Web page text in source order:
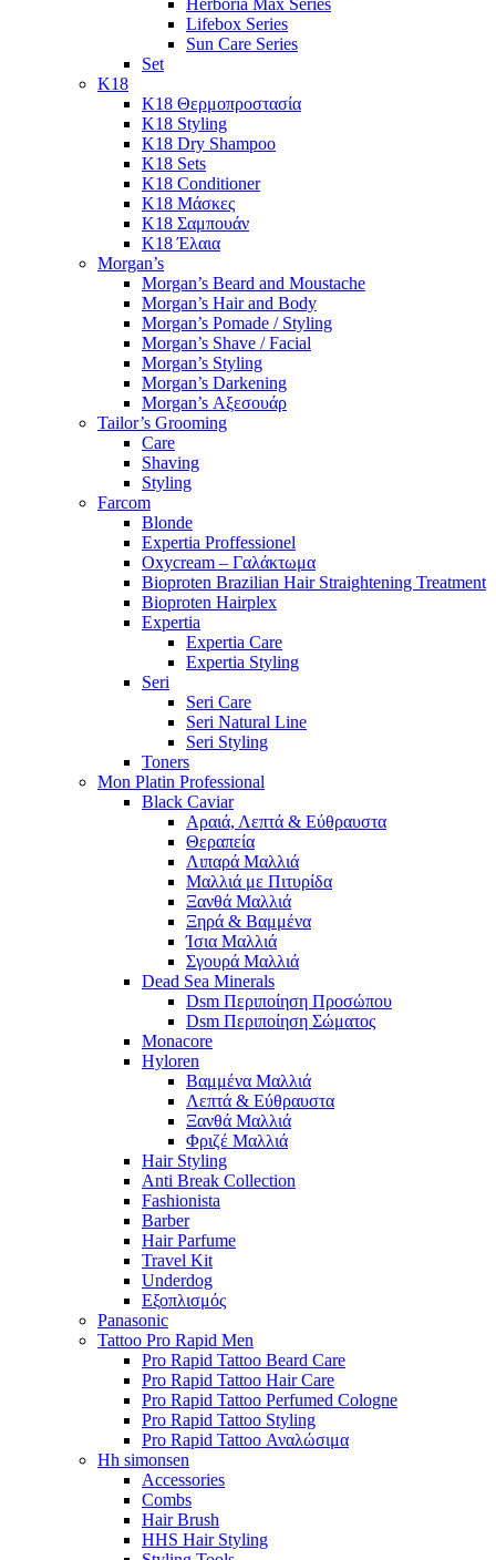
Lifebox Series
Sun Care Series
Set
K18
K18 Θερμοπροστασία
K18 Styling
K18 Dry Shampoo
K18 Sets
K18 Conditioner
K18 Μάσκες
K18 Σαμπουάν
K18 Έλαια
Morgan’s
Morgan’s Beard and Moustache
Morgan’s Hair and Body
Morgan’s Pomade / Styling
Morgan’s Shave / Facial
Morgan’s Styling
Morgan’s Darkening
Morgan’s Αξεσουάρ
Tailor’s Grooming
Care
Shaving
Styling
Farcom
Blonde
Expertia Proffessionel
Oxycream – Γαλάκτωμα
Bioproten Brazilian Hair Straightening Treatment
Bioproten Hairplex
Expertia
Expertia Care
Expertia Styling
Seri
Seri Care
Seri Natural Line
Seri Styling
Toners
Mon Platin Professional
Black Caviar
Αραιά, Λεπτά & Εύθραυστα
Θεραπεία
Λιπαρά Μαλλιά
Μαλλιά με Πιτυρίδα
Ξανθά Μαλλιά
Ξηρά & Βαμμένα
Ίσια Μαλλιά
Σγουρά Μαλλιά
Dead Sea Minerals
Dsm Περιποίηση Προσώπου
Dsm Περιποίηση Σώματος
Monacore
Hyloren
Βαμμένα Μαλλιά
Λεπτά & Εύθραυστα
Ξανθά Μαλλιά
Φριζέ Μαλλιά
Hair Styling
Anti Break Collection
Fashionista
Barber
Hair Parfume
Travel Kit
Underdog
Εξοπλισμός
Panasonic
Tattoo Pro Rapid Men
Pro Rapid Tattoo Beard Care
Pro Rapid Tattoo Hair Care
Pro Rapid Tattoo Perfumed Cologne
Pro Rapid Tattoo Styling
Pro Rapid Tattoo Αναλώσιμα
Hh simonsen
Accessories
Combs
Hair Brush
HHS Hair Styling